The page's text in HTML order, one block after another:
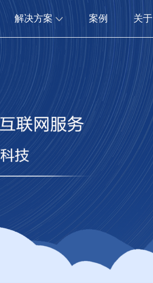
解决方案 案例 关于